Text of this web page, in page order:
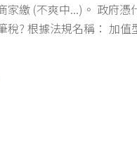
家繳 (不爽中...)。 政府憑
稅? 根據法規名稱： 加值